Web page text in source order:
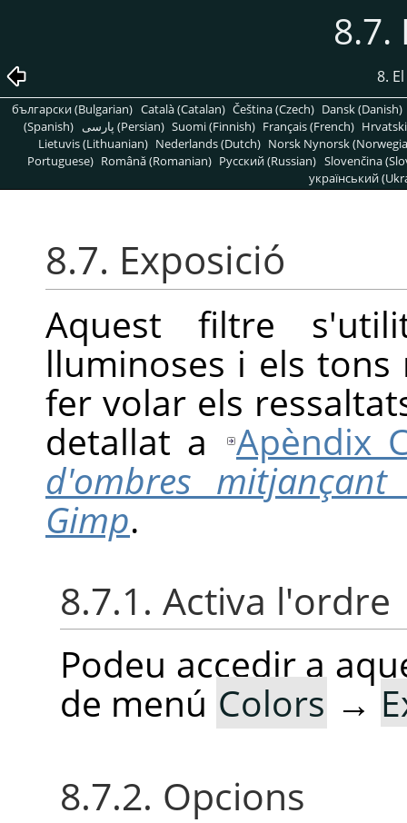
8.7.
8.
български (Bulgarian) Català (Catalan) Čeština (Czech) Dansk (Danish)
(Spanish)
پارسی (Persian) Suomi (Finnish) Français (French)
Lietuvis (Lithuanian) Nederlands (Dutch) Norsk Nynorsk
Portuguese) Română (Romanian) Pусский (Russian) Slovenčina
український
8.7. Exposició
Aquest filtre
lluminoses i els
fer volar els
detallat a
Apèndix
d'ombres
Gimp.
8.7.1. Activa l'ordre
Podeu accedir a
de menú Colors →
8.7.2. Opcions